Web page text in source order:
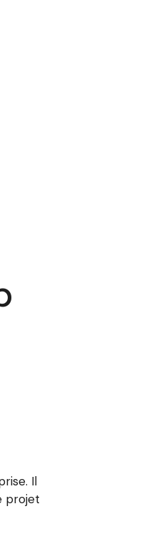
Il
projet